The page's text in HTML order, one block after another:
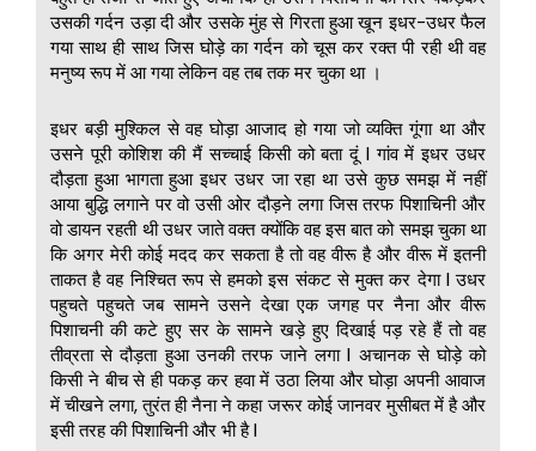
उसकी गर्दन उड़ा दी और उसके मुंह से गिरता हुआ खून इधर-उधर फैल
गया साथ ही साथ जिस घोड़े का गर्दन को चूस कर रक्त पी रही थी वह
मनुष्य रूप में आ गया लेकिन वह तब तक मर चुका था ।
इधर बड़ी मुश्किल से वह घोड़ा आजाद हो गया जो व्यक्ति गूंगा था और
उसने पूरी कोशिश की मैं सच्चाई किसी को बता दूं l गांव में इधर उधर
दौड़ता हुआ भागता हुआ इधर उधर जा रहा था उसे कुछ समझ में नहीं
आया बुद्धि लगाने पर वो उसी ओर दौड़ने लगा जिस तरफ पिशाचिनी और
वो डायन रहती थी उधर जाते वक्त क्योंकि वह इस बात को समझ चुका था
कि अगर मेरी कोई मदद कर सकता है तो वह वीरू है और वीरू में इतनी
ताकत है वह निश्चित रूप से हमको इस संकट से मुक्त कर देगा l उधर
पहुचते पहुचते जब सामने उसने देखा एक जगह पर नैना और वीरू
पिशाचनी की कटे हुए सर के सामने खड़े हुए दिखाई पड़ रहे हैं तो वह
तीव्रता से दौड़ता हुआ उनकी तरफ जाने लगा l अचानक से घोड़े को
किसी ने बीच से ही पकड़ कर हवा में उठा लिया और घोड़ा अपनी आवाज
में चीखने लगा, तुरंत ही नैना ने कहा जरूर कोई जानवर मुसीबत में है और
इसी तरह की पिशाचिनी और भी है l